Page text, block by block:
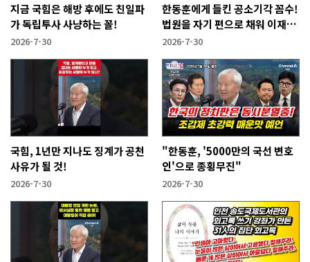
지금 국힘은 해방 후에도 친일파
가 독립투사 사냥하는 꼴!
2026-7-30
한동훈에게 들킨 공소기각 꼼수!
법원을 자기 편으로 채워 이재명
사건 없애겠다는 것
2026-7-30
국힘, 1년만 지나도 징계가 공천
사유가 될 것!
2026-7-30
"한동훈, '5000만의 국선 변호
인'으로 종횡무진"
2026-7-30